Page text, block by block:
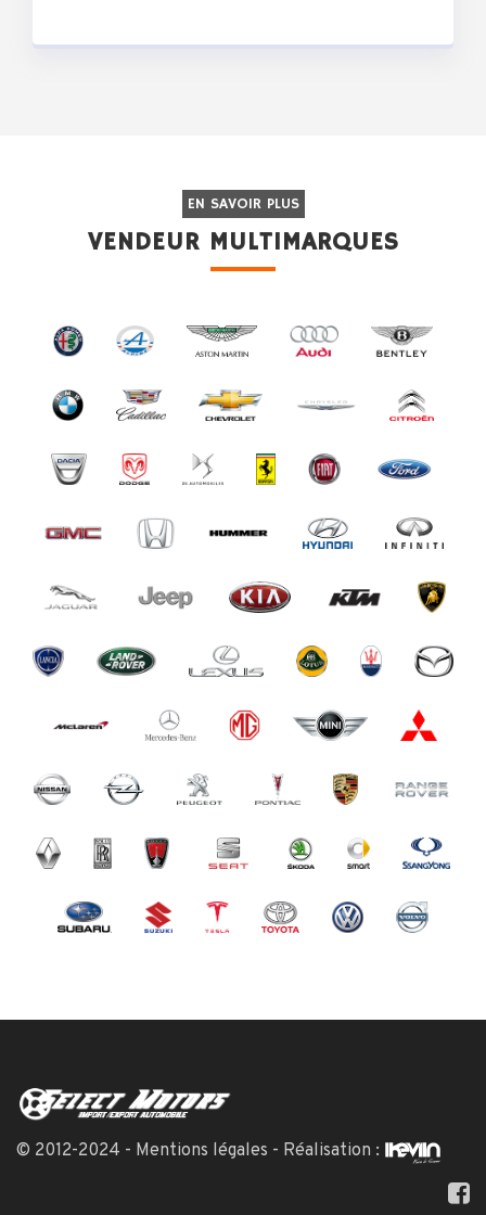
EN SAVOIR PLUS
VENDEUR MULTIMARQUES
© 2012-2024 - Mentions légales - Réalisation :